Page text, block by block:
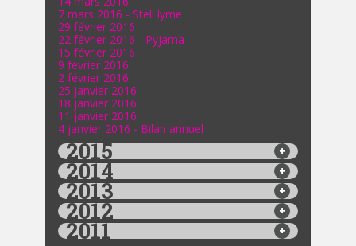
7 mars 2016 - Stell lyme
29 février 2016
22 février 2016 - Pyjama
15 février 2016
9 février 2016
2 février 2016
25 janvier 2016
18 janvier 2016
11 janvier 2016
4 janvier 2016 - Bilan annuel
2015
2014
2013
2012
2011